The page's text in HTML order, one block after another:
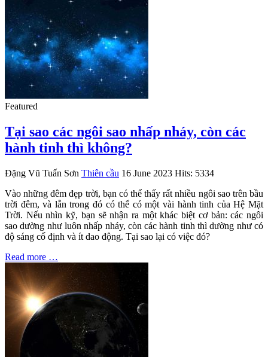
Featured
Tại sao các ngôi sao nhấp nháy, còn các
hành tinh thì không?
Đặng Vũ Tuấn Sơn Thiên cầu 16 June 2023 Hits: 5334
Vào những đêm đẹp trời, bạn có thể thấy rất nhiều ngôi sao trên bầu
trời đêm, và lẫn trong đó có thể có một vài hành tinh của Hệ Mặt
Trời. Nếu nhìn kỹ, bạn sẽ nhận ra một khác biệt cơ bản: các ngôi
sao dường như luôn nhấp nháy, còn các hành tinh thì dường như có
độ sáng cố định và ít dao động. Tại sao lại có việc đó?
Read more …